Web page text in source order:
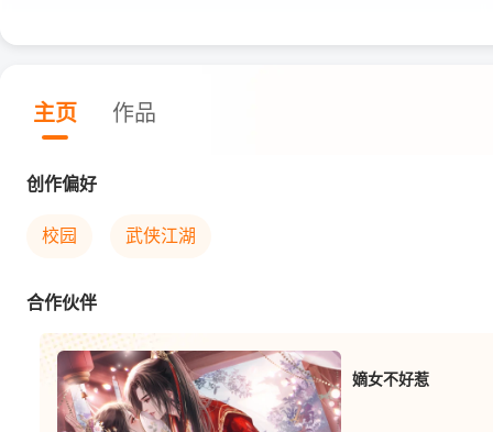
主页 作品
创作偏好
校园 武侠江湖
合作伙伴
嫡女不好惹